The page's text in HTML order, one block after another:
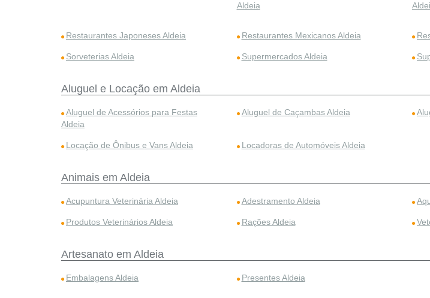
Aldeia
Restaurantes Japoneses Aldeia Restaurantes Mexicanos Aldeia
Sorveterias Aldeia Supermercados Aldeia
Aluguel e Locação em Aldeia
Aluguel de Acessórios para Festas
Aldeia
Aluguel de Caçambas Aldeia
Locação de Ônibus e Vans Aldeia Locadoras de Automóveis Aldeia
Animais em Aldeia
Acupuntura Veterinária Aldeia Adestramento Aldeia
Produtos Veterinários Aldeia Rações Aldeia
Artesanato em Aldeia
Embalagens Aldeia Presentes Aldeia